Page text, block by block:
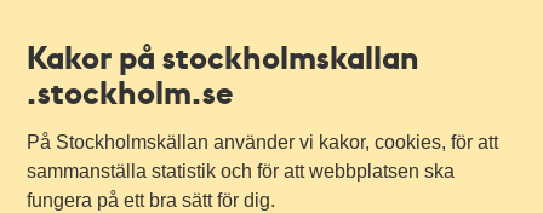
Kakor på stockholmskallan
.stockholm.se
På Stockholmskällan använder vi kakor, cookies, för att
sammanställa statistik och för att webbplatsen ska
fungera på ett bra sätt för dig.